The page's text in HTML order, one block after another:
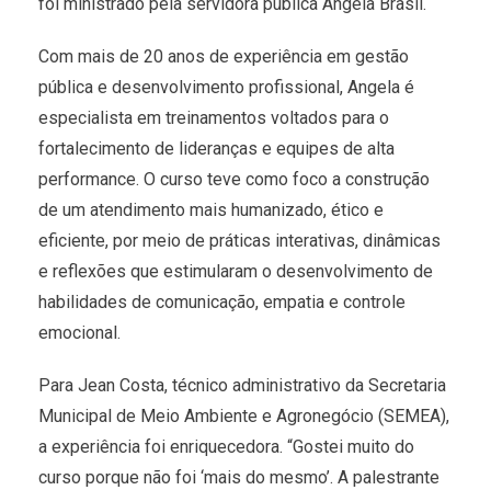
Com mais de 20 anos de experiência em gestão
pública e desenvolvimento profissional, Angela é
especialista em treinamentos voltados para o
fortalecimento de lideranças e equipes de alta
performance. O curso teve como foco a construção
de um atendimento mais humanizado, ético e
eficiente, por meio de práticas interativas, dinâmicas
e reflexões que estimularam o desenvolvimento de
habilidades de comunicação, empatia e controle
emocional.
Para Jean Costa, técnico administrativo da Secretaria
Municipal de Meio Ambiente e Agronegócio (SEMEA),
a experiência foi enriquecedora. “Gostei muito do
curso porque não foi ‘mais do mesmo’. A palestrante